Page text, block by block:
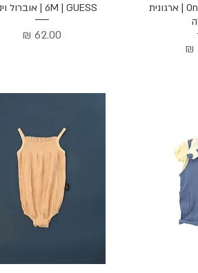
One Size | GITTA | ארגונית
תצוגה מהירה6M | GUESS | אוברול וינטג'
מחיר